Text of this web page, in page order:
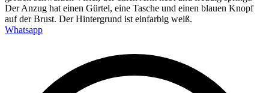
Whatsapp